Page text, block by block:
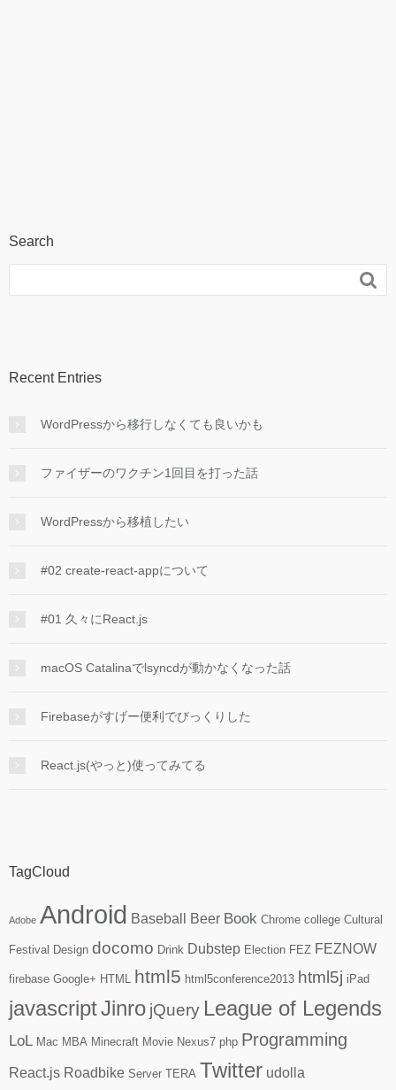
Search

Recent Entries
WordPressから移行しなくても良いかも
ファイザーのワクチン1回目を打った話
WordPressから移植したい
#02 create-react-appについて
#01 久々にReact.js
macOS Catalinaでlsyncdが動かなくなった話
Firebaseがすげー便利でびっくりした
React.js(やっと)使ってみてる
TagCloud
Adobe Android Baseball Beer Book Chrome college Cultural
Festival Design docomo Drink Dubstep Election FEZ FEZNOW
firebase Google+ HTML html5 html5conference2013 html5j iPad
javascriptJinro jQuery League of Legends
LoL Mac MBA Minecraft Movie Nexus7 php Programming
React.js Roadbike Server TERA Twitter udolla